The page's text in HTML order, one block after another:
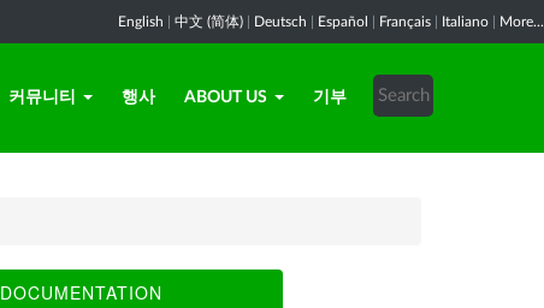
English 中文 (简体) Deutsch Español Français Italiano More...
커뮤니티 행사 ABOUT US 기부
DOCUMENTATION